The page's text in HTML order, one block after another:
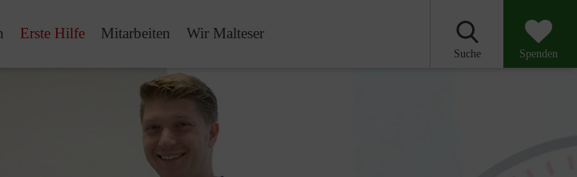
Erste Hilfe Mitarbeiten Wir Malteser
Suche Spenden